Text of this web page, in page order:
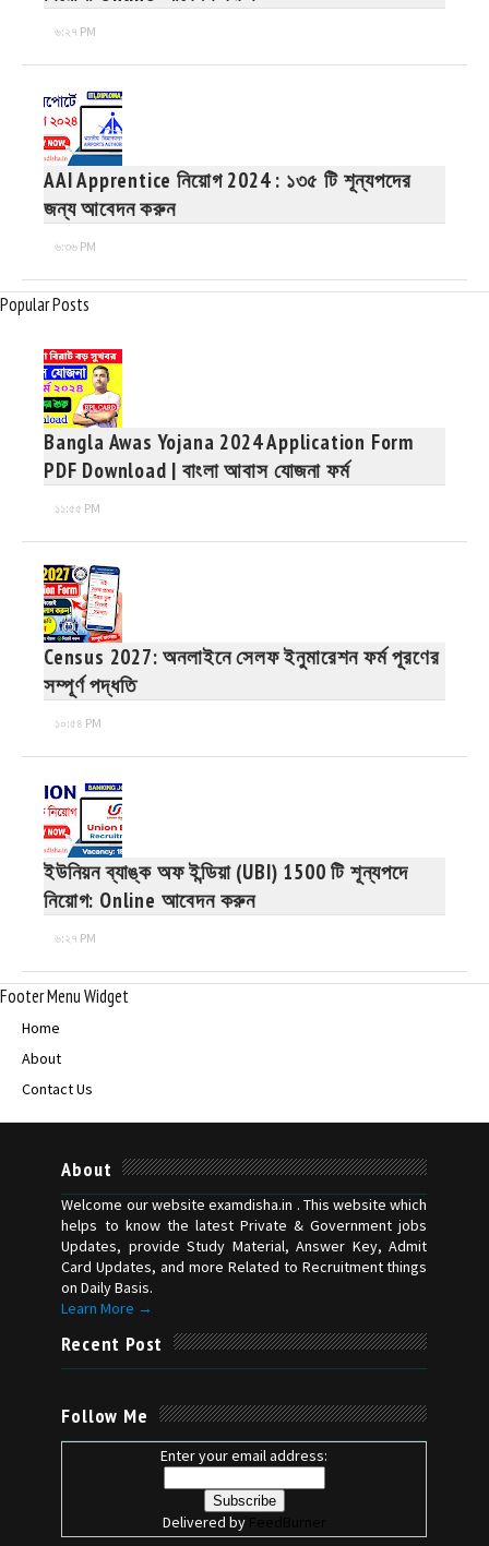
৬:২৭ PM
AAI Apprentice নিয়োগ 2024 : ১৩৫ টি শূন্যপদের
জন্য আবেদন করুন
৬:৩৬ PM
Popular Posts
Bangla Awas Yojana 2024 Application Form
PDF Download | বাংলা আবাস যোজনা ফর্ম
১১:৫৫ PM
Census 2027: অনলাইনে সেলফ ইনুমারেশন ফর্ম পূরণের
সম্পূর্ণ পদ্ধতি
১০:৫৪ PM
ইউনিয়ন ব্যাঙ্ক অফ ইন্ডিয়া (UBI) 1500 টি শূন্যপদে
নিয়োগ: Online আবেদন করুন
৬:২৭ PM
Footer Menu Widget
Home
About
Contact Us
About
Welcome our website examdisha.in . This website which
helps to know the latest Private & Government jobs
Updates, provide Study Material, Answer Key, Admit
Card Updates, and more Related to Recruitment things
on Daily Basis.
Learn More →
Recent Post
Follow Me
Enter your email address:
Delivered by